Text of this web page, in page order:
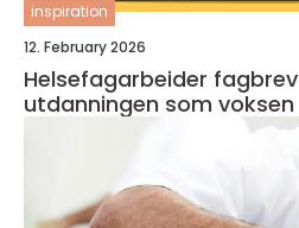
inspiration
12. February 2026
Helsefagarbeider fagbrev slik lykkes du med
utdanningen som voksen